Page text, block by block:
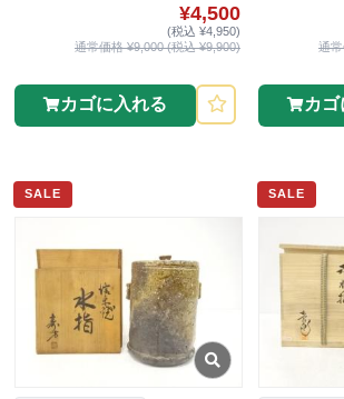
¥4,500
(税込 ¥4,950)
通常価格 ¥9,000 (税込 ¥9,900)
カゴに入れる
通
カ
SALE SALE